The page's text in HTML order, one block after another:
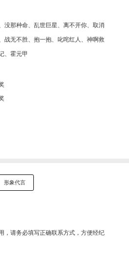
没那种命、乱世巨星、离不开你、取消
战无不胜、抱一抱、叱咤红人、神啊救
、霍元甲
形象代言
，请务必填写正确联系方式，方便经纪